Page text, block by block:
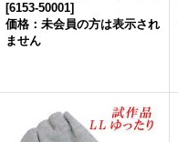
[6153-50001]
価格：未会員の方は表示され
ません